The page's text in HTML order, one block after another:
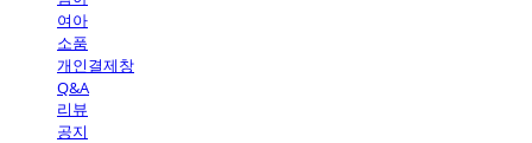
여아
소품
개인결제창
Q&A
리뷰
공지